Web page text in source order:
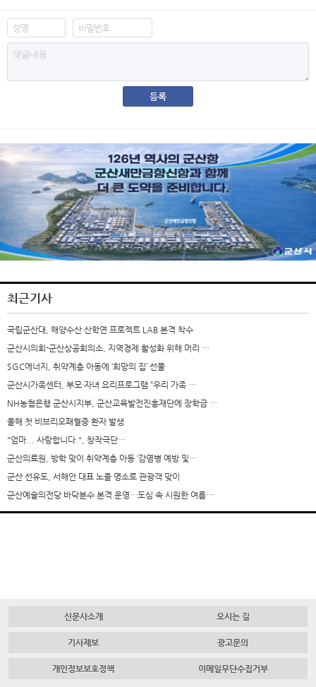
최근기사
국립군산대, 해양수산 산학연 프로젝트 LAB 본격 착수
군산시의회-군산상공회의소, 지역경제 활성화 위해 머리 …
SGC에너지, 취약계층 아동에 ‘희망의 집’ 선물
군산시가족센터, 부모·자녀 요리프로그램 “우리 가족 …
NH농협은행 군산시지부, 군산교육발전진흥재단에 장학금 …
올해 첫 비브리오패혈증 환자 발생
"엄마... 사랑합니다.", 창작극단…
군산의료원, 방학 맞이 취약계층 아동 ‘감염병 예방 및…
군산 선유도, 서해안 대표 노을 명소로 관광객 맞이
군산예술의전당 바닥분수 본격 운영…도심 속 시원한 여름…
신문사소개 오시는 길
기사제보 광고문의
개인정보보호정책 이메일무단수집거부